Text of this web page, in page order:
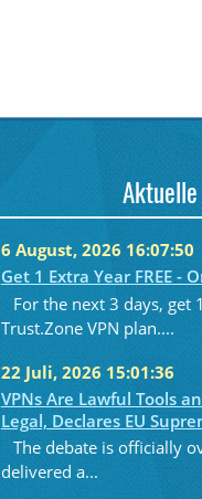
Aktuelle
6 August, 2026 16:07:50
Get 1 Extra Year FREE -
For the next 3 days, get
Trust.Zone VPN plan....
22 Juli, 2026 15:01:36
VPNs Are Lawful Tools
Legal, Declares EU
The debate is officially
delivered a...